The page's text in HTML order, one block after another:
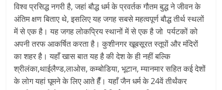
विश्व प्रसिद्ध नगरी है, जहां बौद्ध धर्म के प्रवर्तक गौतम बुद्ध ने जीवन के
अंतिम क्षण बिताए थे, इसलिए यह जगह सबसे महत्वपूर्ण बौद्ध तीर्थ स्थलों
में से एक है। यह जगह लोकप्रिय स्थानों में से एक है जो पर्यटकों को
अपनी तरफ आकर्षित करता है। कुशीनगर खूबसूरत स्तूपों और मंदिरों
का शहर है। यहाँ खास बात यह है की देश के ही नहीं बल्कि
श्रीलंका,थाईलैण्ड,लाओस, कम्बोडिया, भूटान, म्यानमार सहित कई देशों
के लोग यहां घूमने के लिए आते हैँ। यहाँ जैन धर्म के 24वें तीर्थंकर